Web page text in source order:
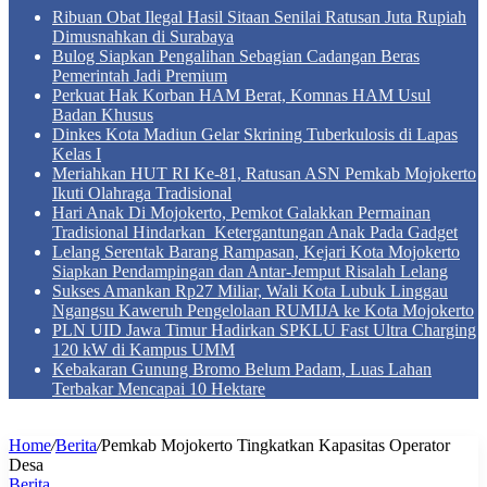
Ribuan Obat Ilegal Hasil Sitaan Senilai Ratusan Juta Rupiah
Dimusnahkan di Surabaya
Bulog Siapkan Pengalihan Sebagian Cadangan Beras
Pemerintah Jadi Premium
Perkuat Hak Korban HAM Berat, Komnas HAM Usul
Badan Khusus
Dinkes Kota Madiun Gelar Skrining Tuberkulosis di Lapas
Kelas I
Meriahkan HUT RI Ke-81, Ratusan ASN Pemkab Mojokerto
Ikuti Olahraga Tradisional
Hari Anak Di Mojokerto, Pemkot Galakkan Permainan
Tradisional Hindarkan Ketergantungan Anak Pada Gadget
Lelang Serentak Barang Rampasan, Kejari Kota Mojokerto
Siapkan Pendampingan dan Antar-Jemput Risalah Lelang
Sukses Amankan Rp27 Miliar, Wali Kota Lubuk Linggau
Ngangsu Kaweruh Pengelolaan RUMIJA ke Kota Mojokerto
PLN UID Jawa Timur Hadirkan SPKLU Fast Ultra Charging
120 kW di Kampus UMM
Kebakaran Gunung Bromo Belum Padam, Luas Lahan
Terbakar Mencapai 10 Hektare
Home/Berita/Pemkab Mojokerto Tingkatkan Kapasitas Operator
Desa